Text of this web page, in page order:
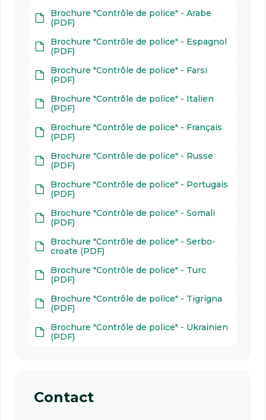
Brochure "Contrôle de police" - Arabe
(PDF)
Brochure "Contrôle de police" - Espagnol
(PDF)
Brochure "Contrôle de police" - Farsi
(PDF)
Brochure "Contrôle de police" - Italien
(PDF)
Brochure "Contrôle de police" - Français
(PDF)
Brochure "Contrôle de police" - Russe
(PDF)
Brochure "Contrôle de police" - Portugais
(PDF)
Brochure "Contrôle de police" - Somali
(PDF)
Brochure "Contrôle de police" - Serbo-
croate (PDF)
Brochure "Contrôle de police" - Turc
(PDF)
Brochure "Contrôle de police" - Tigrigna
(PDF)
Brochure "Contrôle de police" - Ukrainien
(PDF)
Contact